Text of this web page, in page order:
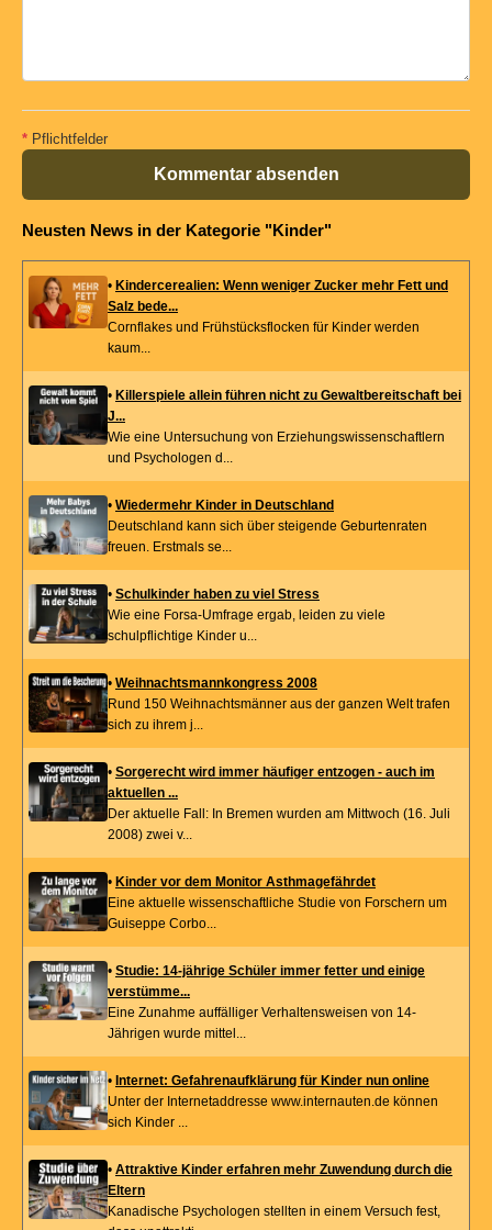
* Pflichtfelder
Kommentar absenden
Neusten News in der Kategorie "Kinder"
• Kindercerealien: Wenn weniger Zucker mehr Fett und
Salz bede...
Cornflakes und Frühstücksflocken für Kinder werden
kaum...
• Killerspiele allein führen nicht zu Gewaltbereitschaft bei
J...
Wie eine Untersuchung von Erziehungswissenschaftlern
und Psychologen d...
• Wiedermehr Kinder in Deutschland
Deutschland kann sich über steigende Geburtenraten
freuen. Erstmals se...
• Schulkinder haben zu viel Stress
Wie eine Forsa-Umfrage ergab, leiden zu viele
schulpflichtige Kinder u...
• Weihnachtsmannkongress 2008
Rund 150 Weihnachtsmänner aus der ganzen Welt trafen
sich zu ihrem j...
• Sorgerecht wird immer häufiger entzogen - auch im
aktuellen ...
Der aktuelle Fall: In Bremen wurden am Mittwoch (16. Juli
2008) zwei v...
• Kinder vor dem Monitor Asthmagefährdet
Eine aktuelle wissenschaftliche Studie von Forschern um
Guiseppe Corbo...
• Studie: 14-jährige Schüler immer fetter und einige
verstümme...
Eine Zunahme auffälliger Verhaltensweisen von 14-
Jährigen wurde mittel...
• Internet: Gefahrenaufklärung für Kinder nun online
Unter der Internetaddresse www.internauten.de können
sich Kinder ...
• Attraktive Kinder erfahren mehr Zuwendung durch die
Eltern
Kanadische Psychologen stellten in einem Versuch fest,